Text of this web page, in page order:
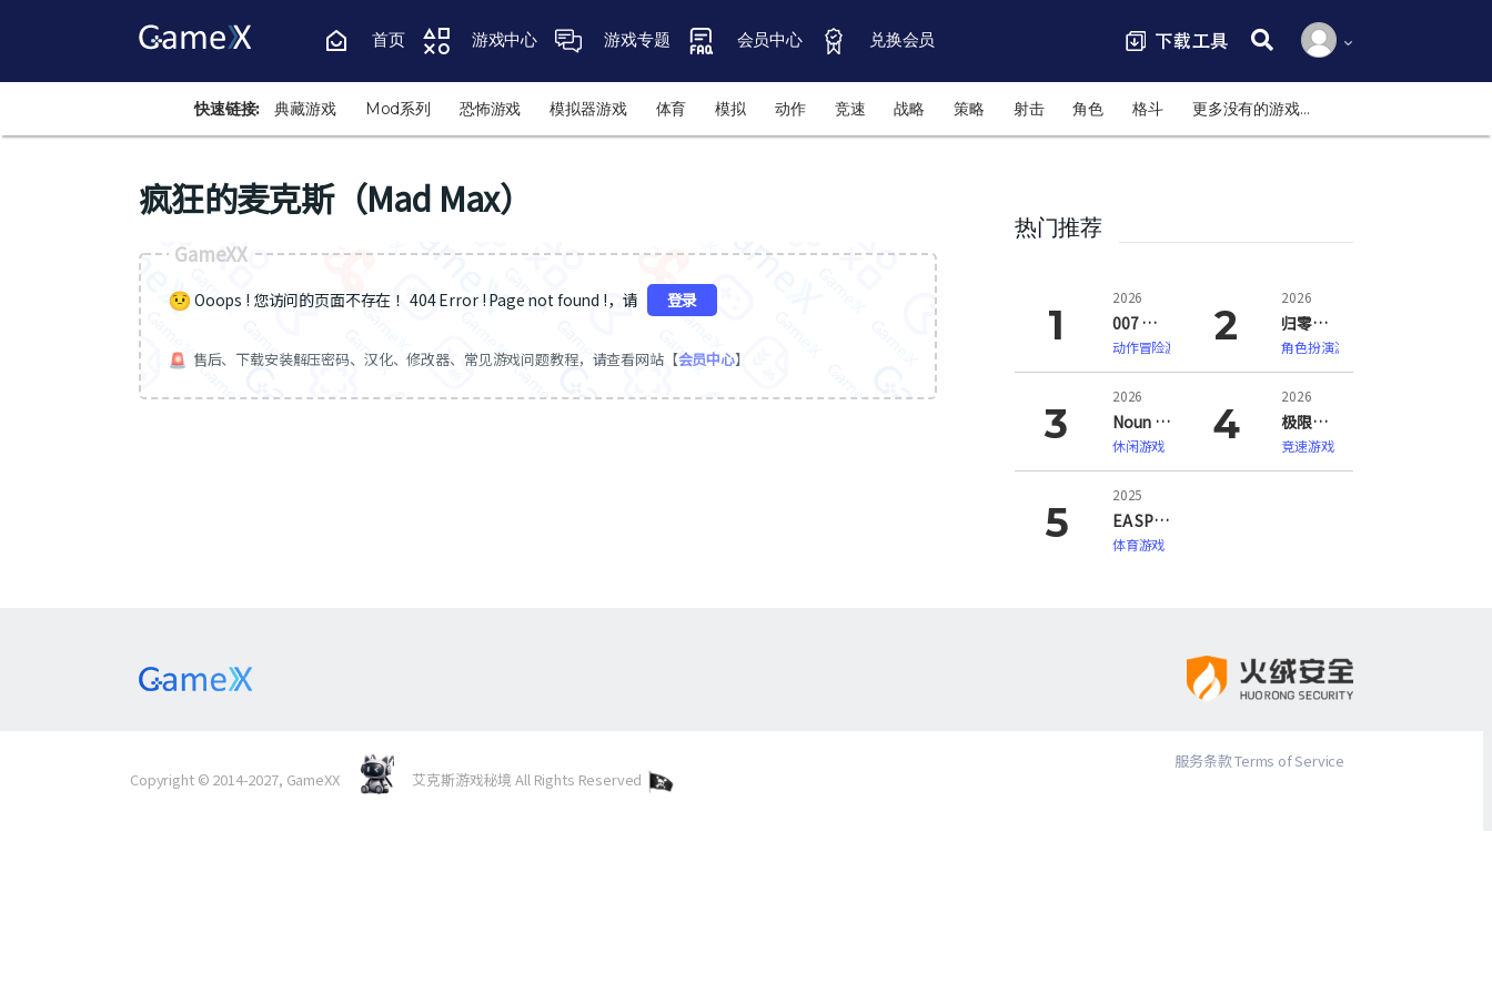
首页 游戏中心 游戏专题 会员中心 兑换会员
搜索:
快速链接: 典藏游戏 Mod系列 恐怖游戏 模拟器游戏 体育 模拟 动作 竞速 战略 策略 射击 角色 格斗 更多没有的游戏…
疯狂的麦克斯（Mad Max）
GameXX
Ooops ! 您访问的页面不存在 ！404 Error ! Page not found !，请 登录
售后、下载安装解压密码、汉化、修改器、常见游戏问题教程，请查看网站【会员中心】
热门推荐
2026
007 初露锋芒（007 First Light）
动作冒险游戏
2026
归零巡礼：亡谍镇魂曲（ZERO PARADES: For Dead Spies）
角色扮演游戏
2026
Noun Town 语言学习（Noun Town Language Learning）
休闲游戏
2026
极限竞速：地平线6（Forza Horizon 6）
竞速游戏
2025
EA SPORTS FC 26
体育游戏
Copyright © 2014-2027, GameXX 艾克斯游戏秘境 All Rights Reserved
服务条款 Terms of Service